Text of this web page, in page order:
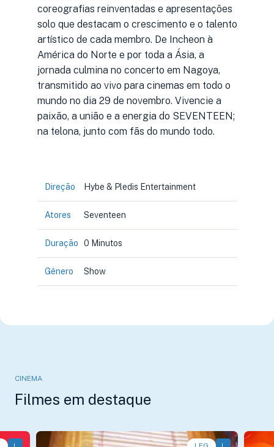
coreografias reinventadas e apresentações
solo que destacam o crescimento e o talento
artístico de cada membro. De Incheon à
América do Norte e por toda a Ásia, a
jornada culmina no concerto em Nagoya,
transmitido ao vivo para cinemas em todo o
mundo no dia 29 de novembro. Vivencie a
paixão, a união e a energia do SEVENTEEN;
na telona, ​​junto com fãs do mundo todo.
Direção Hybe & Pledis Entertainment
Atores Seventeen
Duração 0 Minutos
Gênero Show
CINEMA
Filmes em destaque